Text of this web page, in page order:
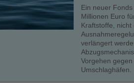
Ein neuer
Millionen Euro
Kraftstoffe, nicht
verlängert
Vorgehen
Umschlaghäfen.